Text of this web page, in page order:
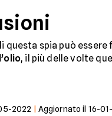
questa spia può essere
, il più delle volte
2022 Aggiornato il 16-